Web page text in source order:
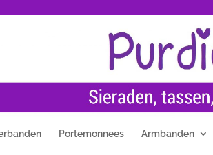
Portemonnees Armbanden